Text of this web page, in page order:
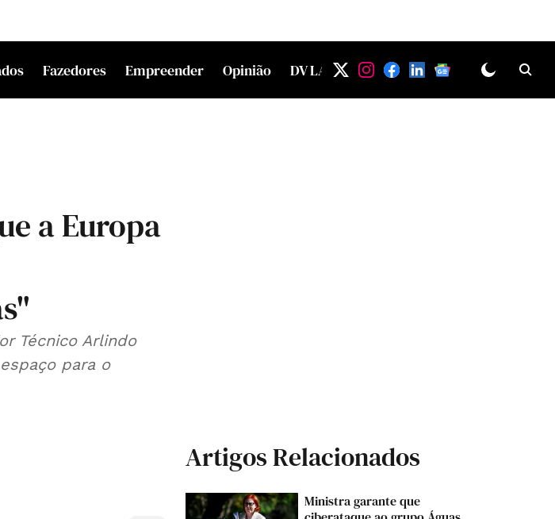
Fazedores Empreender Opinião DV LAB
a Europa
Técnico Arlindo
para o
Artigos Relacionados
Ministra garante que